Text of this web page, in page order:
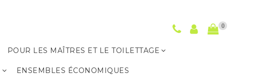
0
POUR LES MAÎTRES ET LE TOILETTAGE
ENSEMBLES ÉCONOMIQUES